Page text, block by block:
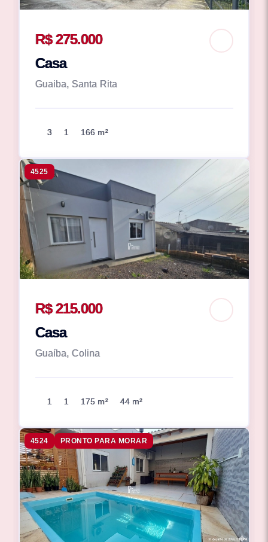
R$ 275.000
Casa
Guaiba, Santa Rita
3 1 166 m²
4525
R$ 215.000
Casa
Guaíba, Colina
1 1 175 m² 44 m²
4524 PRONTO PARA MORAR